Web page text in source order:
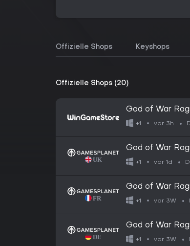
Offizielle Shops Keyshops
Offizielle Shops (20)
God of War
+1 vor 3h
God of War
+1 vor 1d
God of War
+1 vor 3W
God of War
+1 vor 3W